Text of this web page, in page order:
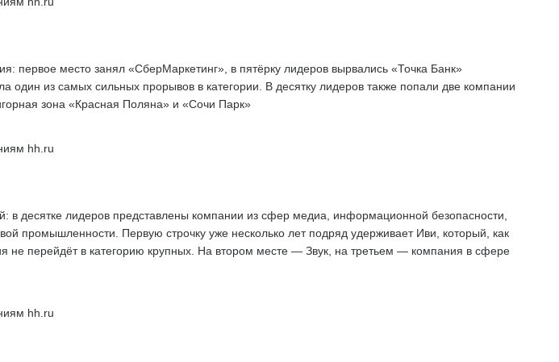
первое место занял «СберМаркетинг», в пятёрку лидеров вырвались «Точка Банк»
из самых сильных прорывов в категории. В десятку лидеров также попали две компании
зона «Красная Поляна» и «Сочи Парк»
hh.ru
в десятке лидеров представлены компании из сфер медиа, информационной безопасности,
промышленности. Первую строчку уже несколько лет подряд удерживает Иви, который, как
не перейдёт в категорию крупных. На втором месте — Звук, на третьем — компания в сфере
hh.ru